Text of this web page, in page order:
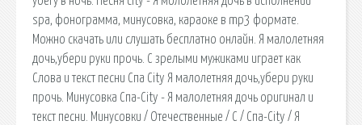
spa, фонограмма, минусовка, караоке в mp3 формате.
Можно скачать или слушать бесплатно онлайн. Я малолетняя
дочь,убери руки прочь. С зрелыми мужиками играет как
Слова и текст песни Спа City Я малолетняя дочь,убери руки
прочь. Минусовка Спа-City - Я малолетняя дочь оригинал и
текст песни. Минусовки / Отечественные / С / Спа-City / Я